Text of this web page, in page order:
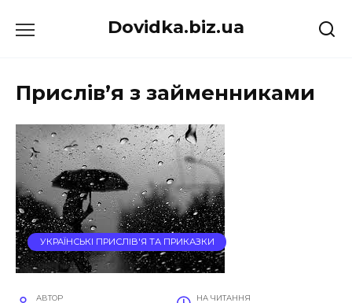
до
Dovidka.biz.ua
Прислів’я з займенниками
УКРАЇНСЬКІ ПРИСЛІВ'Я ТА ПРИКАЗКИ
АВТОР НА ЧИТАННЯ